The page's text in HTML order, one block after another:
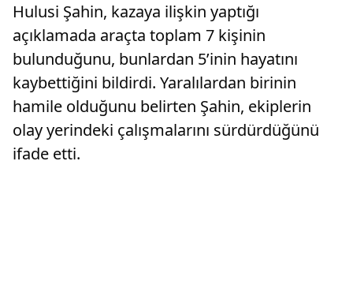
Hulusi Şahin, kazaya ilişkin yaptığı
açıklamada araçta toplam 7 kişinin
bulunduğunu, bunlardan 5’inin hayatını
kaybettiğini bildirdi. Yaralılardan birinin
hamile olduğunu belirten Şahin, ekiplerin
olay yerindeki çalışmalarını sürdürdüğünü
ifade etti.